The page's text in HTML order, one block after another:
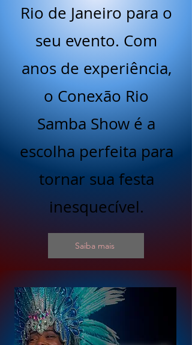
Rio de Janeiro para o
seu evento. Com
anos de experiência,
o Conexão Rio
Samba Show é a
escolha perfeita para
tornar sua festa
inesquecível.
Saiba mais